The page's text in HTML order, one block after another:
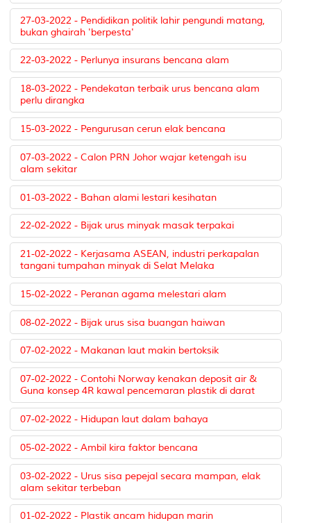
27-03-2022 - Pendidikan politik lahir pengundi matang,
bukan ghairah 'berpesta'
22-03-2022 - Perlunya insurans bencana alam
18-03-2022 - Pendekatan terbaik urus bencana alam
perlu dirangka
15-03-2022 - Pengurusan cerun elak bencana
07-03-2022 - Calon PRN Johor wajar ketengah isu
alam sekitar
01-03-2022 - Bahan alami lestari kesihatan
22-02-2022 - Bijak urus minyak masak terpakai
21-02-2022 - Kerjasama ASEAN, industri perkapalan
tangani tumpahan minyak di Selat Melaka
15-02-2022 - Peranan agama melestari alam
08-02-2022 - Bijak urus sisa buangan haiwan
07-02-2022 - Makanan laut makin bertoksik
07-02-2022 - Contohi Norway kenakan deposit air &
Guna konsep 4R kawal pencemaran plastik di darat
07-02-2022 - Hidupan laut dalam bahaya
05-02-2022 - Ambil kira faktor bencana
03-02-2022 - Urus sisa pepejal secara mampan, elak
alam sekitar terbeban
01-02-2022 - Plastik ancam hidupan marin